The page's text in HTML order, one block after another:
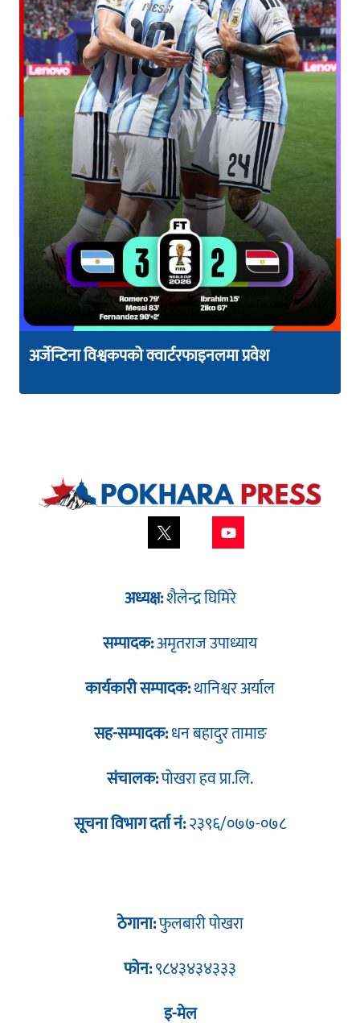
अर्जेन्टिना विश्वकपको क्वार्टरफाइनलमा प्रवेश
अध्यक्ष:शैलेन्द्र घिमिरे
सम्पादक:अमृतराज उपाध्याय
कार्यकारी सम्पादक:थानिश्वर अर्याल
सह-सम्पादक:धन बहादुर तामाङ
संचालक:पोखरा हव प्रा.लि.
सूचना विभाग दर्ता नं:२३९६/०७७-०७८
ठेगाना:फुलबारी पोखरा
फोन:९८४३४३४३३३
इ-मेल